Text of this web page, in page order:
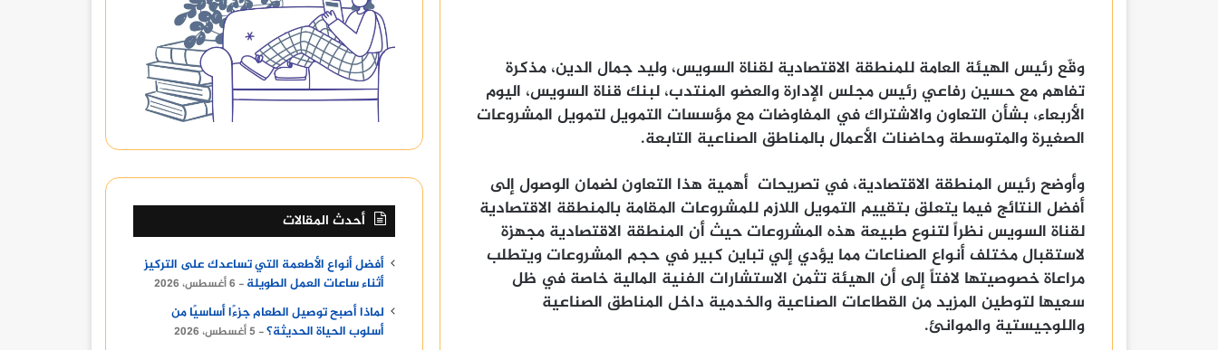
وقّع رئيس الهيئة العامة للمنطقة الاقتصادية لقناة السويس، وليد جمال الدين، مذكرة
تفاهم مع حسين رفاعي رئيس مجلس الإدارة والعضو المنتدب، لبنك قناة السويس، اليوم
الأربعاء، بشأن التعاون والاشتراك في المفاوضات مع مؤسسات التمويل لتمويل المشروعات
الصغيرة والمتوسطة وحاضنات الأعمال بالمناطق الصناعية التابعة.
وأوضح رئيس المنطقة الاقتصادية، في تصريحات أهمية هذا التعاون لضمان الوصول إلى
أفضل النتائج فيما يتعلق بتقييم التمويل اللازم للمشروعات المقامة بالمنطقة الاقتصادية
لقناة السويس نظراً لتنوع طبيعة هذه المشروعات حيث أن المنطقة الاقتصادية مجهزة
لاستقبال مختلف أنواع الصناعات مما يؤدي إلي تباين كبير في حجم المشروعات ويتطلب
مراعاة خصوصيتها لافتاً إلى أن الهيئة تثمن الاستشارات الفنية المالية خاصة في ظل
سعيها لتوطين المزيد من القطاعات الصناعية والخدمية داخل المناطق الصناعية
واللوجيستية والموانئ.
أحدث المقالات
أفضل أنواع الأطعمة التي تساعدك على التركيز
أثناء ساعات العمل الطويلة
6 أغسطس، 2026
لماذا أصبح توصيل الطعام جزءًا أساسيًا من
أسلوب الحياة الحديثة؟
5 أغسطس، 2026